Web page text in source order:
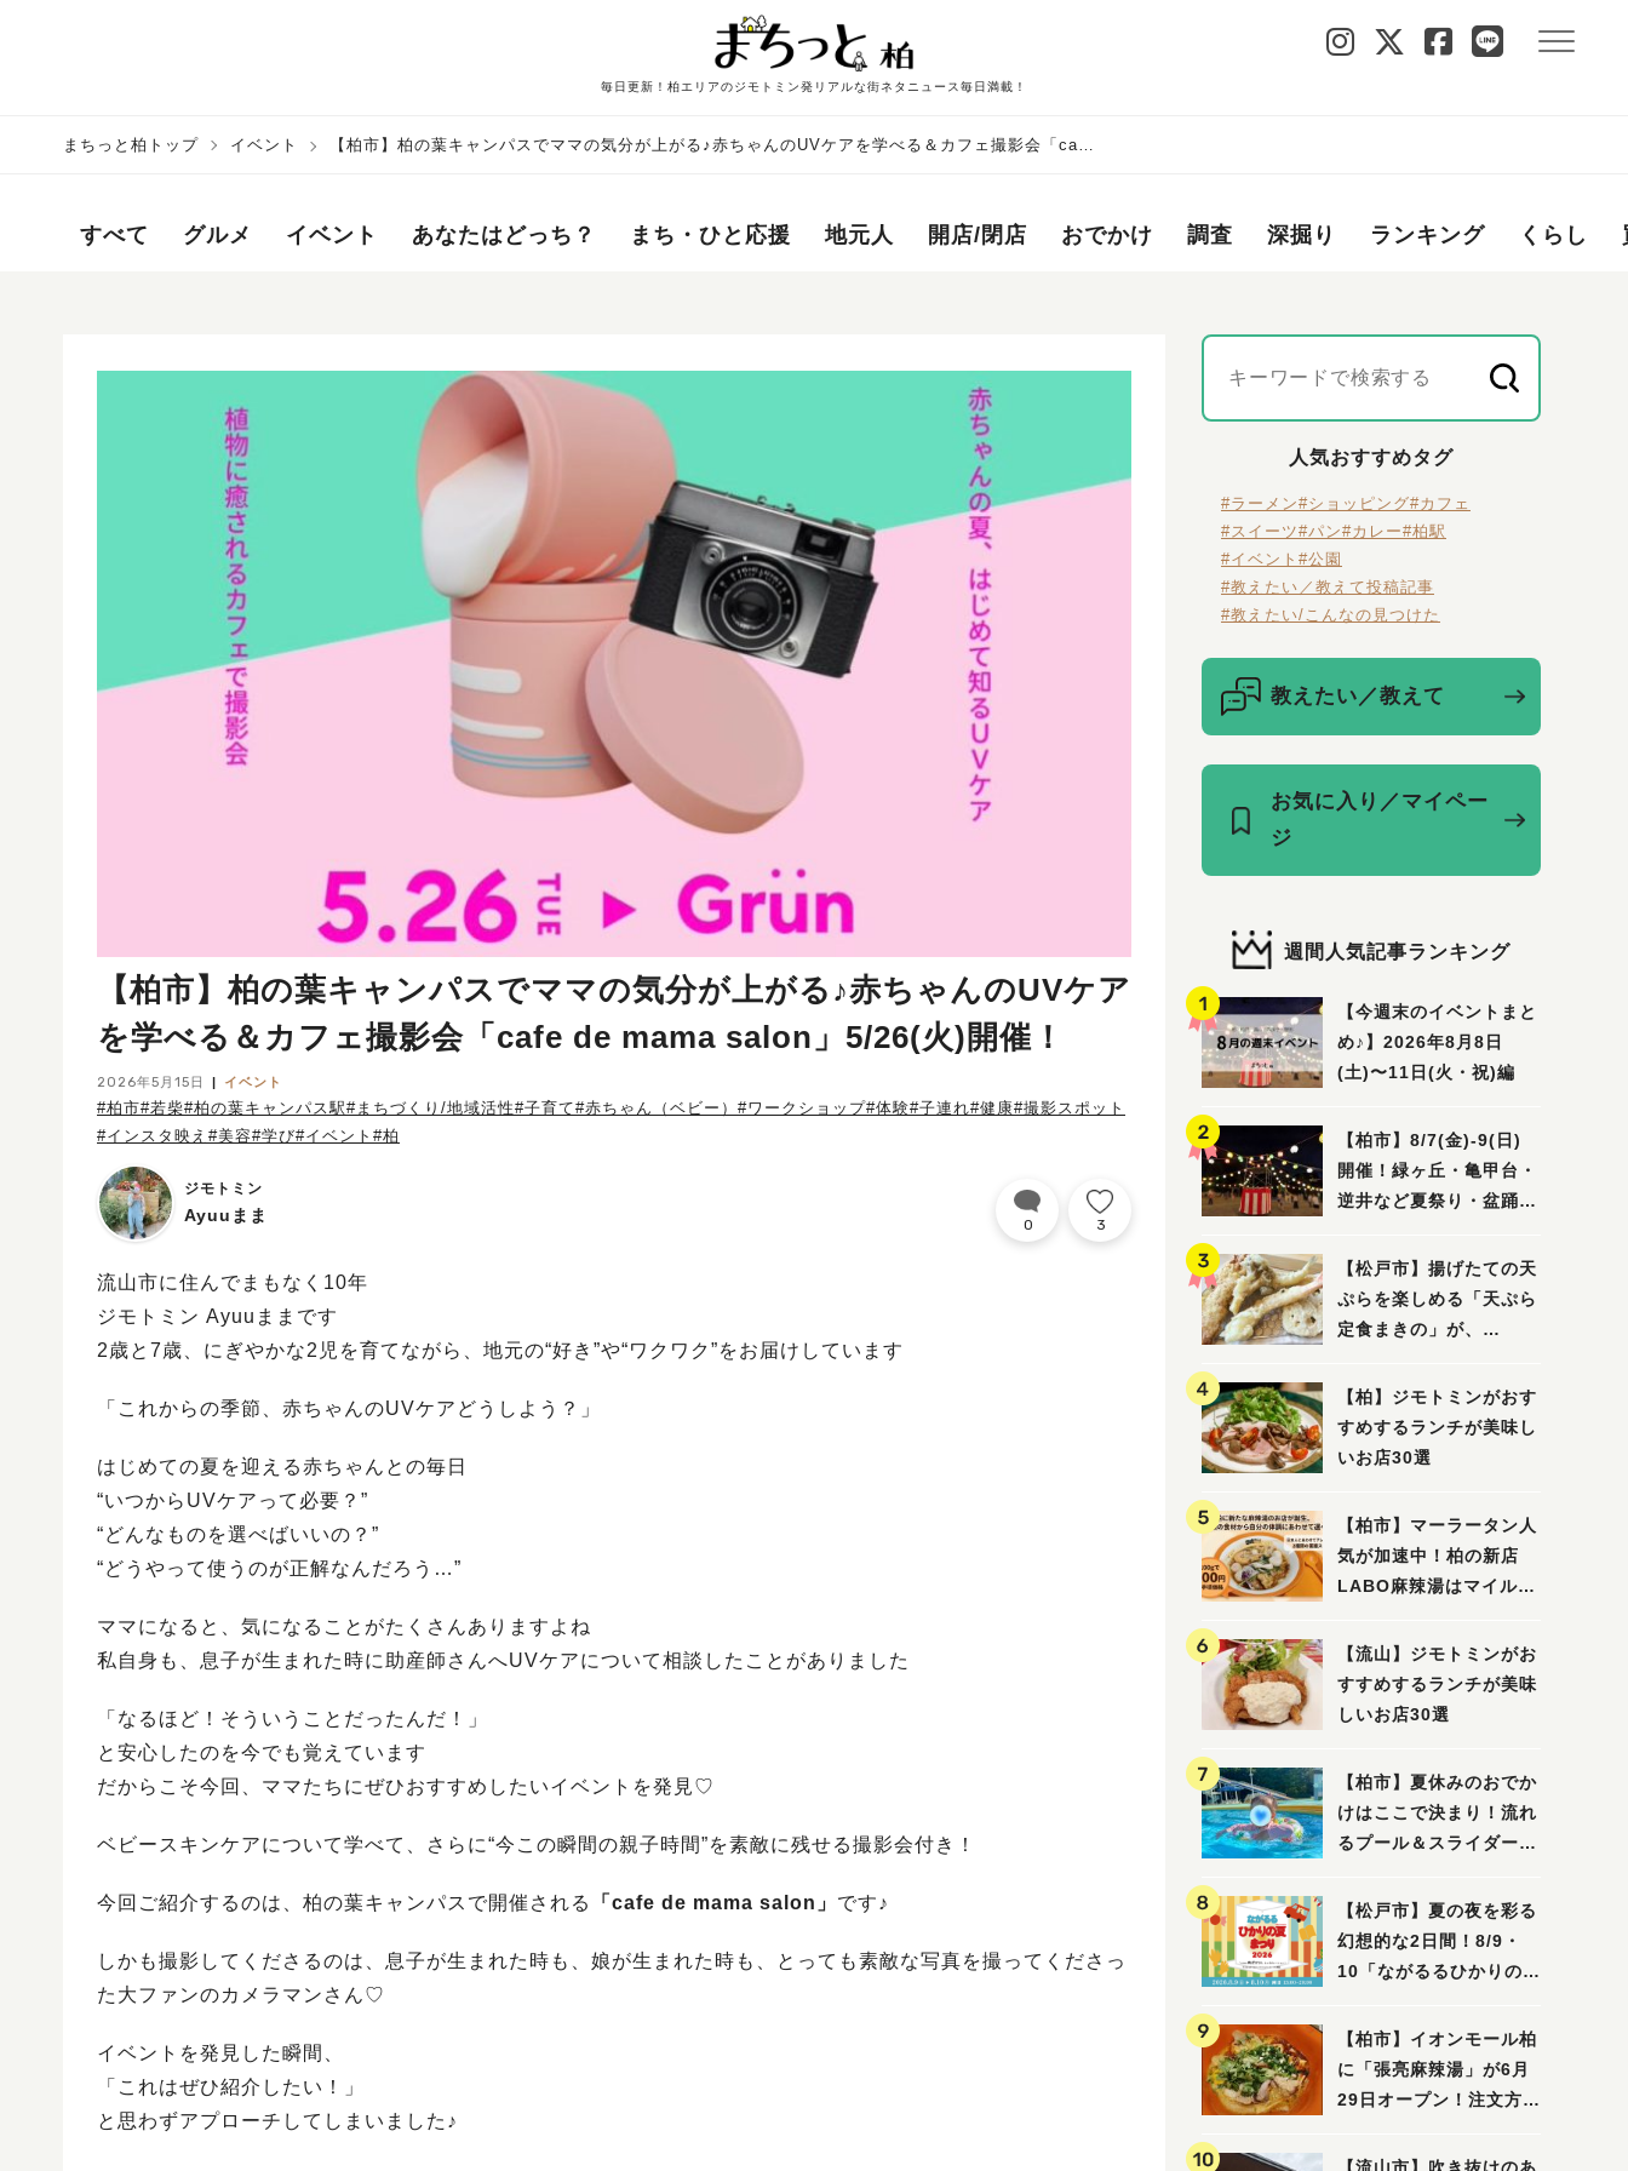
毎日更新！柏エリアのジモトミン発リアルな街ネタニュース毎日満載！
まちっと柏トップ イベント
【柏市】柏の葉キャンパスでママの気分が上がる♪赤ちゃんのUVケアを学べる＆カフェ撮影会「cafe
すべて グルメ イベント あなたはどっち？ まち・ひと応援 地元人 開店/閉店 おでかけ 調査 深掘り ランキング くらし
【柏市】柏の葉キャンパスでママの気分が上がる♪赤ちゃんのUVケア
を学べる＆カフェ撮影会「cafe de mama salon」5/26(火)開催！
2026年5月15日 イベント
#柏市#若柴#柏の葉キャンパス駅#まちづくり/地域活性#子育て#赤ちゃん（ベビー） #ワークショップ#体験#子連れ#健康#撮影スポット
#インスタ映え #美容#学び#イベント #柏
ジモトミン
Ayuuまま 0 3
流山市に住んでまもなく10年
ジモトミン Ayuuままです
2歳と7歳、にぎやかな2児を育てながら、地元の“好き”や“ワクワク”をお届けしています
「これからの季節、赤ちゃんのUVケアどうしよう？」
はじめての夏を迎える赤ちゃんとの毎日
“いつからUVケアって必要？”
“どんなものを選べばいいの？”
“どうやって使うのが正解なんだろう…”
ママになると、気になることがたくさんありますよね
私自身も、息子が生まれた時に助産師さんへUVケアについて相談したことがありました
「なるほど！そういうことだったんだ！」
と安心したのを今でも覚えています
だからこそ今回、ママたちにぜひおすすめしたいイベントを発見♡
ベビースキンケアについて学べて、さらに“今この瞬間の親子時間”を素敵に残せる撮影会付き！
今回ご紹介するのは、柏の葉キャンパスで開催される 「cafe de mama salon」 です♪
しかも撮影してくださるのは、息子が生まれた時も、娘が生まれた時も、とっても素敵な写真を撮ってくださっ
た大ファンのカメラマンさん♡
イベントを発見した瞬間、
「これはぜひ紹介したい！」
と思わずアプローチしてしまいました♪
人気おすすめタグ
#ラーメン#ショッピング#カフェ
#スイーツ#パン#カレー#柏駅
#イベント #公園
#教えたい／教えて投稿記事
#教えたい/こんなの見つけた
教えたい／教えて
お気に入り／マイペー
ジ
週間人気記事ランキング
【今週末のイベントまと
め♪】2026年8月8日
(土)〜11日(火・祝)編
【柏市】8/7(金)‐9(日)
開催！緑ヶ丘・亀甲台・
逆井など夏祭り・盆踊り
【松戸市】揚げたての天
ぷらを楽しめる「天ぷら
定食まきの」が、
【柏】ジモトミンがおす
すめするランチが美味し
いお店30選
【柏市】マーラータン人
気が加速中！柏の新店
LABO麻辣湯はマイルド
【流山】ジモトミンがお
すすめするランチが美味
しいお店30選
【柏市】夏休みのおでか
けはここで決まり！流れ
るプール＆スライダーに
ル」を親子で満喫してき
ました！
【松戸市】夏の夜を彩る
幻想的な2日間！8/9・
10「ながるるひかりの夏
子どもが喜ぶワークショ
ップや限定ヒーローショ
ーも
【柏市】イオンモール柏
に「張亮麻辣湯」が6月
29日オープン！注文方法
ビュー